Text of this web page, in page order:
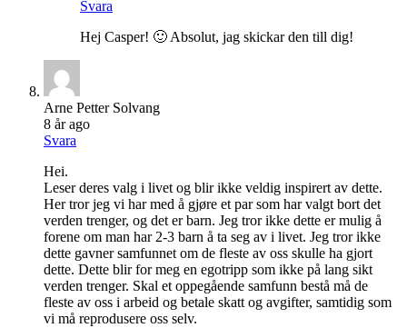
Svara
Hej Casper! 🙂 Absolut, jag skickar den till dig!
Arne Petter Solvang
8 år ago
Svara
Hei.
Leser deres valg i livet og blir ikke veldig inspirert av dette.
Her tror jeg vi har med å gjøre et par som har valgt bort det
verden trenger, og det er barn. Jeg tror ikke dette er mulig å
forene om man har 2-3 barn å ta seg av i livet. Jeg tror ikke
dette gavner samfunnet om de fleste av oss skulle ha gjort
dette. Dette blir for meg en egotripp som ikke på lang sikt
verden trenger. Skal et oppegående samfunn bestå må de
fleste av oss i arbeid og betale skatt og avgifter, samtidig som
vi må reprodusere oss selv.